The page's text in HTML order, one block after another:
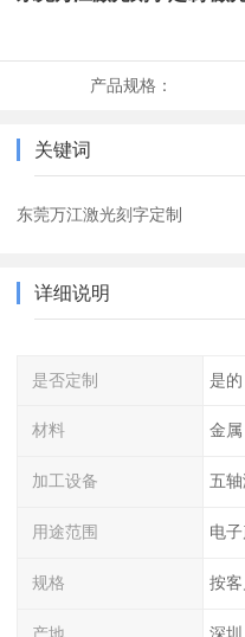
产品规格：
关键词
东莞万江激光刻字定制
详细说明
是否定制 是的
材料 金
加工设备 五
用途范围 电
规格 按
产地 深